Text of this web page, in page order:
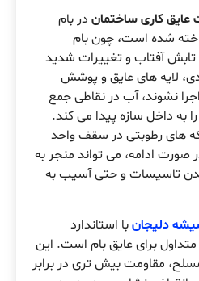
کاری ساختمان در بام
شده است، چون بام
آفتاب و تغییرات شدید
لایه های عایق و پوشش
نشوند، آب در نقاطی جمع
به داخل سازه پیدا می کند.
های رطوبتی در سقف واحد
ادامه، می تواند منجر به
تاسیسات و حتی آسیب به
دلیجانبا استاندارد
برای عایق بام است. این
مسلح، مقاومت بیش تری در برابر